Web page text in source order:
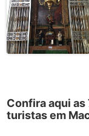
Confira aqui
turistas em